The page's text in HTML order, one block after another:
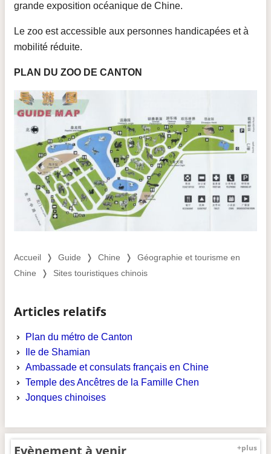
grande exposition océanique de Chine.
Le zoo est accessible aux personnes handicapées et à
mobilité réduite.
PLAN DU ZOO DE CANTON
Accueil ❭ Guide ❭ Chine ❭ Géographie et tourisme en
Chine ❭ Sites touristiques chinois
Articles relatifs
Plan du métro de Canton
Ile de Shamian
Ambassade et consulats français en Chine
Temple des Ancêtres de la Famille Chen
Jonques chinoises
+plus